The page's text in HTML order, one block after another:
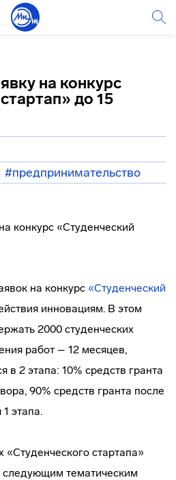
на конкурс
до 15
#предпринимательство
на конкурс «Студенческий
инновациям. В этом
2000 студенческих
работ – 12 месяцев,
в 2 этапа: 10% средств гранта
90% средств гранта после
этапа.
стартапа»
следующим тематическим